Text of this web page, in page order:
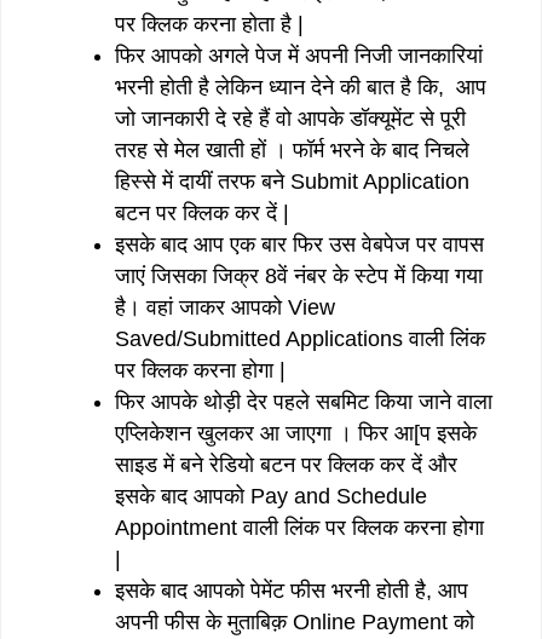
पर क्लिक करना होता है |
फिर आपको अगले पेज में अपनी निजी जानकारियां
भरनी होती है लेकिन ध्यान देने की बात है कि, आप
जो जानकारी दे रहे हैं वो आपके डॉक्यूमेंट से पूरी
तरह से मेल खाती हों । फॉर्म भरने के बाद निचले
हिस्से में दायीं तरफ बने Submit Application
बटन पर क्लिक कर दें |
इसके बाद आप एक बार फिर उस वेबपेज पर वापस
जाएं जिसका जिक्र 8वें नंबर के स्टेप में किया गया
है। वहां जाकर आपको View
Saved/Submitted Applications वाली लिंक
पर क्लिक करना होगा |
फिर आपके थोड़ी देर पहले सबमिट किया जाने वाला
एप्लिकेशन खुलकर आ जाएगा । फिर आ[प इसके
साइड में बने रेडियो बटन पर क्लिक कर दें और
इसके बाद आपको Pay and Schedule
Appointment वाली लिंक पर क्लिक करना होगा
|
इसके बाद आपको पेमेंट फीस भरनी होती है, आप
अपनी फीस के मुताबिक़ Online Payment को